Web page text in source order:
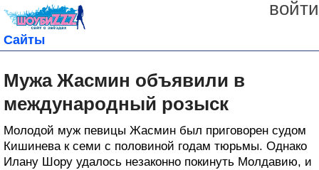
войти
Сайты
Мужа Жасмин объявили в
международный розыск
Молодой муж певицы Жасмин был приговорен судом
Кишинева к семи с половиной годам тюрьмы. Однако
Илану Шору удалось незаконно покинуть Молдавию, и